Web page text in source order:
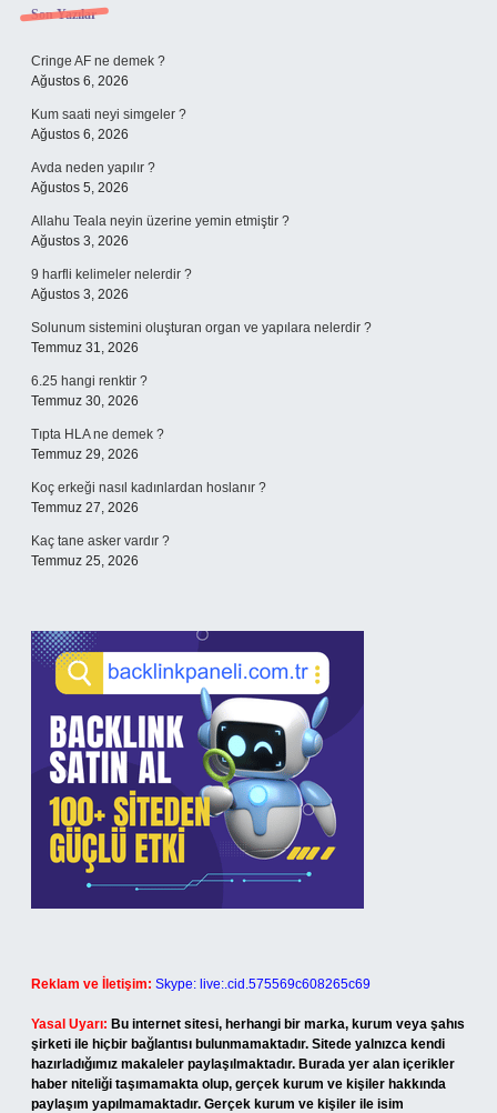
Sidebar
Son Yazılar
Cringe AF ne demek ?
Ağustos 6, 2026
Kum saati neyi simgeler ?
Ağustos 6, 2026
Avda neden yapılır ?
Ağustos 5, 2026
Allahu Teala neyin üzerine yemin etmiştir ?
Ağustos 3, 2026
9 harfli kelimeler nelerdir ?
Ağustos 3, 2026
Solunum sistemini oluşturan organ ve yapılara nelerdir ?
Temmuz 31, 2026
6.25 hangi renktir ?
Temmuz 30, 2026
Tıpta HLA ne demek ?
Temmuz 29, 2026
Koç erkeği nasıl kadınlardan hoslanır ?
Temmuz 27, 2026
Kaç tane asker vardır ?
Temmuz 25, 2026
Reklam ve İletişim: Skype: live:.cid.575569c608265c69
Yasal Uyarı: Bu internet sitesi, herhangi bir marka, kurum veya şahıs
şirketi ile hiçbir bağlantısı bulunmamaktadır. Sitede yalnızca kendi
hazırladığımız makaleler paylaşılmaktadır. Burada yer alan içerikler
haber niteliği taşımamakta olup, gerçek kurum ve kişiler hakkında
paylaşım yapılmamaktadır. Gerçek kurum ve kişiler ile isim